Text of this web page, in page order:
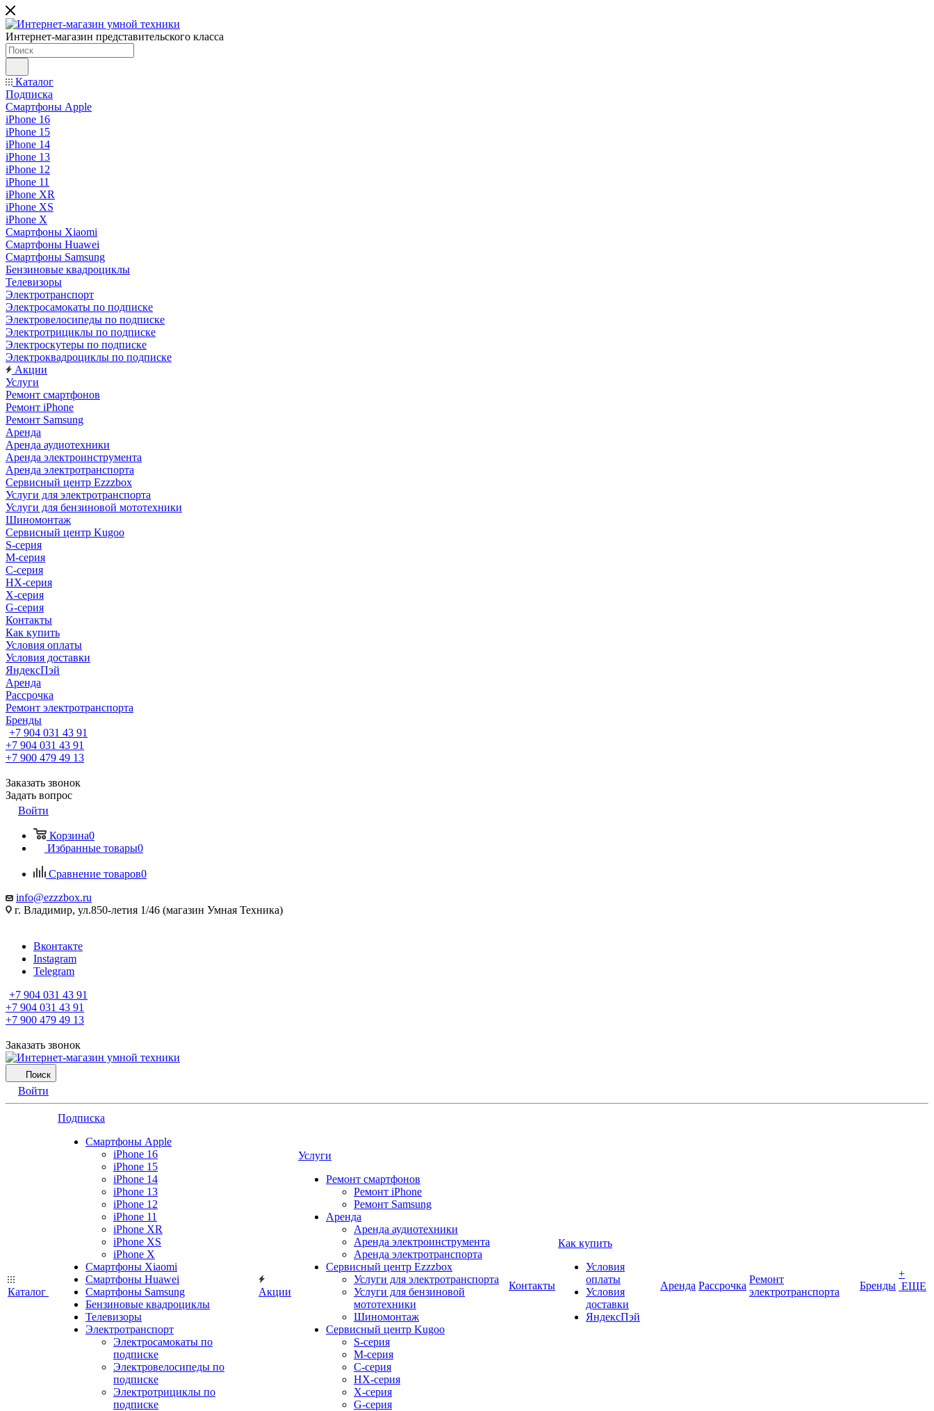
Интернет-магазин представительского класса
Каталог
Подписка
Смартфоны Apple
iPhone 16
iPhone 15
iPhone 14
iPhone 13
iPhone 12
iPhone 11
iPhone XR
iPhone XS
iPhone X
Смартфоны Xiaomi
Смартфоны Huawei
Смартфоны Samsung
Бензиновые квадроциклы
Телевизоры
Электротранспорт
Электросамокаты по подписке
Электровелосипеды по подписке
Электротрициклы по подписке
Электроскутеры по подписке
Электроквадроциклы по подписке
Акции
Услуги
Ремонт смартфонов
Ремонт iPhone
Ремонт Samsung
Аренда
Аренда аудиотехники
Аренда электроинструмента
Аренда электротранспорта
Сервисный центр Ezzzbox
Услуги для электротранспорта
Услуги для бензиновой мототехники
Шиномонтаж
Сервисный центр Kugoo
S-cерия
M-серия
С-серия
HX-серия
X-серия
G-серия
Контакты
Как купить
Условия оплаты
Условия доставки
ЯндексПэй
Аренда
Рассрочка
Ремонт электротранспорта
Бренды
+7 904 031 43 91
+7 904 031 43 91
+7 900 479 49 13
Заказать звонок
Задать вопрос
Войти
Корзина0
Избранные товары0
Сравнение товаров0
info@ezzzbox.ru
г. Владимир, ул.850-летия 1/46 (магазин Умная Техника)
Вконтакте
Instagram
Telegram
+7 904 031 43 91
+7 904 031 43 91
+7 900 479 49 13
Заказать звонок
Поиск
Войти
Каталог
Подписка
Смартфоны Apple
iPhone 16
iPhone 15
iPhone 14
iPhone 13
iPhone 12
iPhone 11
iPhone XR
iPhone XS
iPhone X
Смартфоны Xiaomi
Смартфоны Huawei
Смартфоны Samsung
Бензиновые квадроциклы
Телевизоры
Электротранспорт
Электросамокаты по
подписке
Электровелосипеды по
подписке
Электротрициклы по
подписке
Акции
Услуги
Ремонт смартфонов
Ремонт iPhone
Ремонт Samsung
Аренда
Аренда аудиотехники
Аренда электроинструмента
Аренда электротранспорта
Сервисный центр Ezzzbox
Услуги для электротранспорта
Услуги для бензиновой
мототехники
Шиномонтаж
Сервисный центр Kugoo
S-cерия
M-серия
С-серия
HX-серия
X-серия
G-серия
Контакты
Как купить
Условия
оплаты
Условия
доставки
ЯндексПэй
Аренда Рассрочка
Ремонт
электротранспорта
Бренды
+
ЕЩЕ